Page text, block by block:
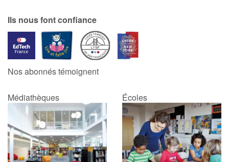
Ils nous font confiance
Nos abonnés témoignent
Médiathèques Écoles